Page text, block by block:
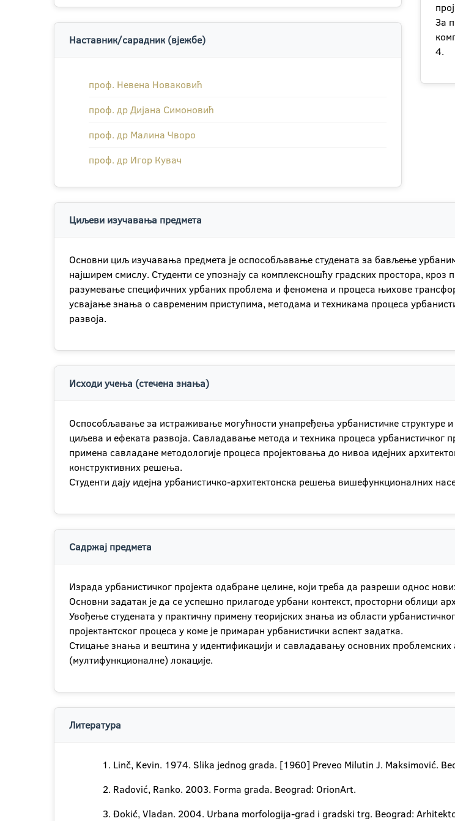
Наставник/сарадник (вјежбе)
проф. Невена Новаковић
проф. др Дијана Симоновић
проф. др Малина Чворо
проф. др Игор Кувач
За
4.
Циљеви изучавања предмета
Основни циљ изучавања предмета је оспособљавање студената за бављење
најширем смислу. Студенти се упознају са комплексношћу градских простора, кроз
разумевање специфичних урбаних проблема и феномена и процеса њихове
усвајање знања о савременим приступима, методама и техникама процеса
развоја.
Исходи учења (стечена знања)
Оспособљавање за истраживање могућности унапређења урбанистичке структуре и
циљева и ефеката развоја. Савладавање метода и техника процеса урбанистичког
примена савладане методологије процеса пројектовања до нивоа идејних
конструктивних решењa.
Студенти дају идејна урбанистичко-архитектонска решења вишефункционалних
Садржај предмета
Израда урбанистичког пројекта одабране целине, који треба да разреши однос
Основни задатак је да се успешно прилагоде урбани контекст, просторни облици
Увођење студената у практичну примену теоријских знања из области
пројектантског процеса у коме је примаран урбанистички аспект задатка.
Стицање знања и вештина у идентификацији и савладавању основних
(мултифункционалне) локације.
Литература
Linč, Kevin. 1974. Slika jednog grada. [1960] Preveo Milutin J. Maksimović.
Radović, Ranko. 2003. Forma grada. Beograd: OrionArt.
Đokić, Vladan. 2004. Urbana morfologija-grad i gradski trg. Beograd: